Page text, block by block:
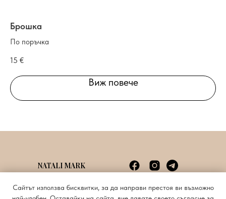
Сайтът използва бисквитки, за да направи престоя ви възможно
Брошка
По поръчка
15 €
Виж повече
NATALI MARK
+359885620676
Политика за поверителност